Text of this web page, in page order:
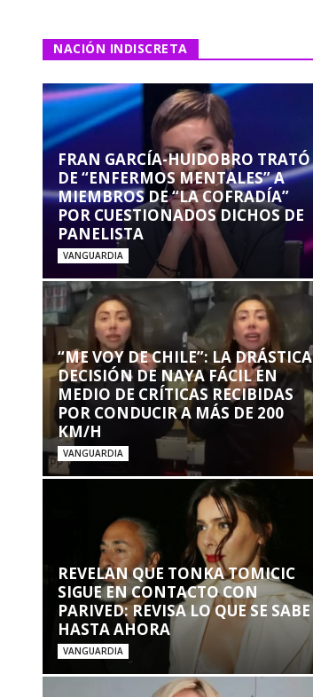
NACIÓN INDISCRETA
FRAN GARCÍA-HUIDOBRO TRATÓ
DE “ENFERMOS MENTALES” A
MIEMBROS DE “LA COFRADÍA”
POR CUESTIONADOS DICHOS DE
PANELISTA
VANGUARDIA
“ME VOY DE CHILE”: LA DRÁSTICA
DECISIÓN DE NAYA FÁCIL EN
MEDIO DE CRÍTICAS RECIBIDAS
POR CONDUCIR A MÁS DE 200
KM/H
VANGUARDIA
REVELAN QUE TONKA TOMICIC
SIGUE EN CONTACTO CON
PARIVED: REVISA LO QUE SE SABE
HASTA AHORA
VANGUARDIA